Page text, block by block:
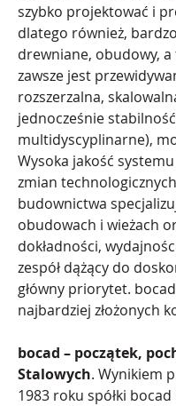
szybko projektować i
dlatego również,
drewniane, obudowy,
zawsze jest
rozszerzalna,
jednocześnie
multidyscyplinarne),
Wysoka jakość
zmian
budownictwa
obudowach i wieżach
dokładności,
zespół dążący do
główny priorytet.
najbardziej złożonych
bocad – początek,
Stalowych. Wynikiem
1983 roku spółki